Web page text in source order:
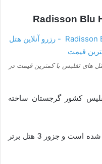
های تفلیس با کمترین قیمت در
شهر تفلیس کشور گرجستان ساخته
هتل رادیسون بلو در 18 طبقه ساخته شده است و جزور 3 هتل برتر